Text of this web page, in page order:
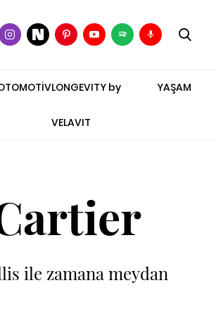
LONGEVITY by
VELAVIT
YAŞAM
ile zamana meydan